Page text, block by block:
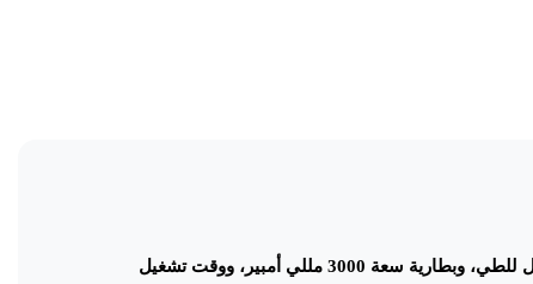
جهاز توجيه محمول بتقنية الجيل الرابع مزود بهوائي قابل للطي، وبطارية سعة 3000 مللي أمبير، ووقت تشغيل